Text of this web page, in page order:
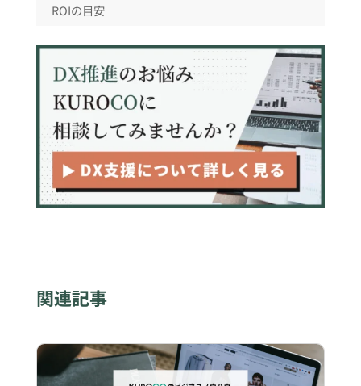
ROIの目安
ROIを高めるために必要なこと
まとめ
関連記事